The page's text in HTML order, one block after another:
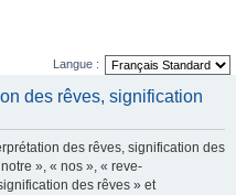
Langue :
des rêves, signification
des rêves, signification des
», « nos », « reve-
des rêves » et